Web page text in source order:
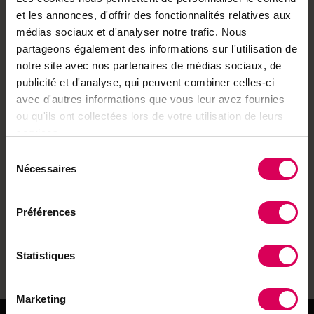
et les annonces, d'offrir des fonctionnalités relatives aux
médias sociaux et d'analyser notre trafic. Nous
partageons également des informations sur l'utilisation de
notre site avec nos partenaires de médias sociaux, de
publicité et d'analyse, qui peuvent combiner celles-ci
avec d'autres informations que vous leur avez fournies
ou qu'ils ont collectées lors de votre utilisation de leurs
Nécessaires
Préférences
Statistiques
Marketing
une production de sucre exceptionnelle en 2014. Les
réseaux sociaux donnent voix aux familles
paysannes à travers l'initiative « Mon paysan.Ma
paysanne » de l'Union suisse des paysans.
Ce numéro de janvier 2015 de Terre&Nature vous
plonge dans l'univers agricole et horticole suisse,
entre traditions hivernales spectaculaires et
innovations numériques qui rapprochent les paysans
de leurs lecteurs.
Bonne lecture !
Toutes les publications